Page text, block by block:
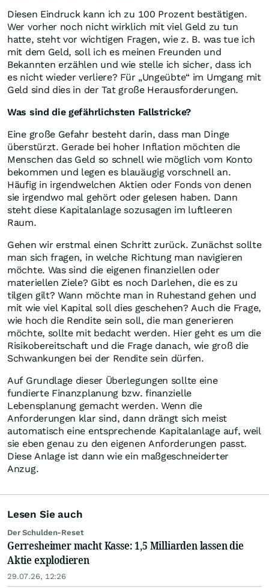
Diesen Eindruck kann ich zu 100 Prozent bestätigen.
Wer vorher noch nicht wirklich mit viel Geld zu tun
hatte, steht vor wichtigen Fragen, wie z. B. was tue ich
mit dem Geld, soll ich es meinen Freunden und
Bekannten erzählen und wie stelle ich sicher, dass ich
es nicht wieder verliere? Für „Ungeübte“ im Umgang mit
Geld sind dies in der Tat große Herausforderungen.
Was sind die gefährlichsten Fallstricke?
Eine große Gefahr besteht darin, dass man Dinge
überstürzt. Gerade bei hoher Inflation möchten die
Menschen das Geld so schnell wie möglich vom Konto
bekommen und legen es blauäugig vorschnell an.
Häufig in irgendwelchen Aktien oder Fonds von denen
sie irgendwo mal gehört oder gelesen haben. Dann
steht diese Kapitalanlage sozusagen im luftleeren
Raum.
Gehen wir erstmal einen Schritt zurück. Zunächst sollte
man sich fragen, in welche Richtung man navigieren
möchte. Was sind die eigenen finanziellen oder
materiellen Ziele? Gibt es noch Darlehen, die es zu
tilgen gilt? Wann möchte man in Ruhestand gehen und
mit wie viel Kapital soll dies geschehen? Auch die Frage,
wie hoch die Rendite sein soll, die man generieren
möchte, sollte mit bedacht werden. Hier geht es um die
Risikobereitschaft und die Frage danach, wie groß die
Schwankungen bei der Rendite sein dürfen.
Auf Grundlage dieser Überlegungen sollte eine
fundierte Finanzplanung bzw. finanzielle
Lebensplanung gemacht werden. Wenn die
Anforderungen klar sind, dann drängt sich meist
automatisch eine entsprechende Kapitalanlage auf, weil
sie eben genau zu den eigenen Anforderungen passt.
Diese Anlage ist dann wie ein maßgeschneiderter
Anzug.
Lesen Sie auch
Der Schulden-Reset
Gerresheimer macht Kasse: 1,5 Milliarden lassen die
Aktie explodieren
29.07.26, 12:26